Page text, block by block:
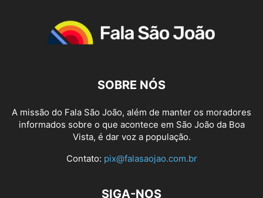
SOBRE NÓS
A missão do Fala São João, além de manter os moradores
informados sobre o que acontece em São João da Boa
Vista, é dar voz a população.
Contato: pix@falasaojao.com.br
SIGA-NOS